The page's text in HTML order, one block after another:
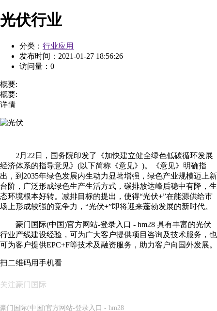
光伏行业
分类： 行业应用
发布时间： 2021-01-27 18:56:26
访问量： 0
概要:
概要:
详情
2月22日，国务院印发了《加快建立健全绿色低碳循环发展
经济体系的指导意见》(以下简称《意见》)。《意见》明确指
出，到2035年绿色发展内生动力显著增强，绿色产业规模迈上新
台阶，广泛形成绿色生产生活方式，碳排放达峰后稳中有降，生
态环境根本好转。减排目标的提出，使得“光伏+”在能源供给市
场上形成较强的竞争力，“光伏+”即将迎来蓬勃发展的新时代。
豪门国际(中国)官方网站-登录入口 - hm28 具有丰富的光伏
行业产线建设经验，可为广大客户提供项目咨询及技术服务，也
可为客户提供EPC+F等技术及融资服务，助力客户向国外发展。
扫二维码用手机看
关注豪门国际
豪门国际(中国)官方网站-登录入口 - hm28